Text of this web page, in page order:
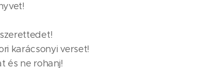
karácsonyi verset!
és ne rohanj!